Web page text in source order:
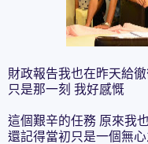
財政報告我也在昨天給
只是那一刻 我好感慨
這個艱辛的任務 原來我
還記得當初只是一個無